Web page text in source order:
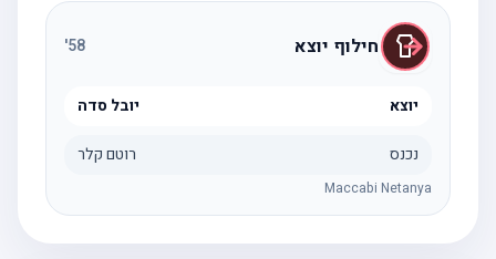
חילוף יוצא 58
'
יוצא יובל סדה
נכנס רוטם קלר
Maccabi Netanya